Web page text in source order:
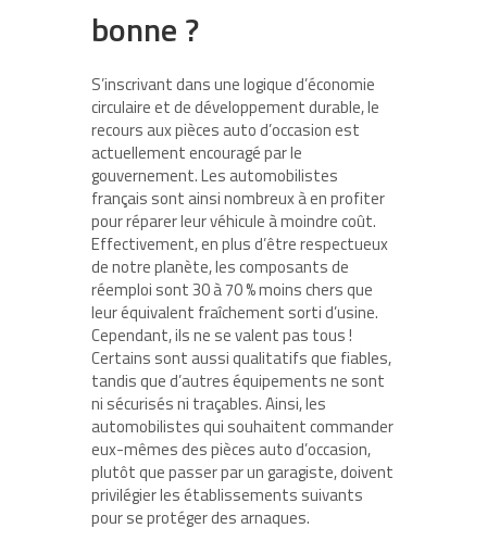
bonne ?
S’inscrivant dans une logique d’économie
circulaire et de développement durable, le
recours aux pièces auto d’occasion est
actuellement encouragé par le
gouvernement. Les automobilistes
français sont ainsi nombreux à en profiter
pour réparer leur véhicule à moindre coût.
Effectivement, en plus d’être respectueux
de notre planète, les composants de
réemploi sont 30 à 70 % moins chers que
leur équivalent fraîchement sorti d’usine.
Cependant, ils ne se valent pas tous !
Certains sont aussi qualitatifs que fiables,
tandis que d’autres équipements ne sont
ni sécurisés ni traçables. Ainsi, les
automobilistes qui souhaitent commander
eux-mêmes des pièces auto d’occasion,
plutôt que passer par un garagiste, doivent
privilégier les établissements suivants
pour se protéger des arnaques.